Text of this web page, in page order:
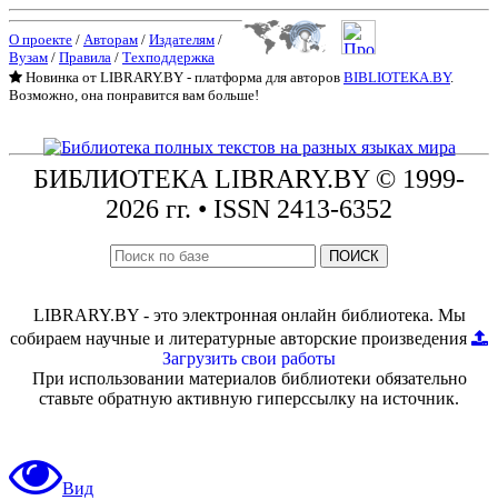
О проекте / Авторам / Издателям /
Вузам / Правила / Техподдержка
Новинка от LIBRARY.BY - платформа для авторов BIBLIOTEKA.BY.
Возможно, она понравится вам больше!
БИБЛИОТЕКА LIBRARY.BY © 1999-
2026 гг. • ISSN 2413-6352
ПОИСК
LIBRARY.BY - это электронная онлайн библиотека. Мы
собираем научные и литературные авторские произведения
Загрузить свои работы
При использовании материалов библиотеки обязательно
ставьте обратную активную гиперссылку на источник.
Вид